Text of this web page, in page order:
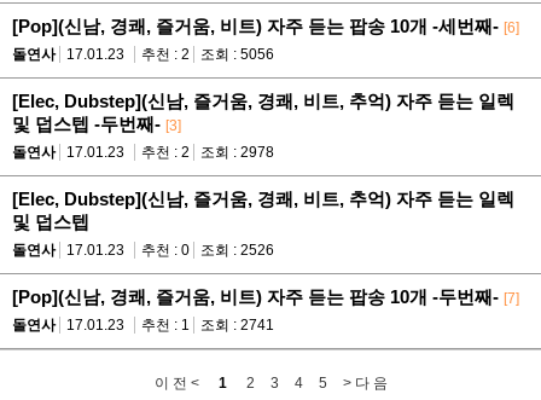
[Pop](신남, 경쾌, 즐거움, 비트) 자주 듣는 팝송 10개 -세번째- [6]
돌연사
17.01.23 추천 : 2 조회 : 5056
[Elec, Dubstep](신남, 즐거움, 경쾌, 비트, 추억) 자주 듣는 일렉
및 덥스텝 -두번째- [3]
돌연사
17.01.23 추천 : 2 조회 : 2978
[Elec, Dubstep](신남, 즐거움, 경쾌, 비트, 추억) 자주 듣는 일렉
및 덥스텝
돌연사 17.01.23 추천 : 0 조회 : 2526
[Pop](신남, 경쾌, 즐거움, 비트) 자주 듣는 팝송 10개 -두번째- [7]
돌연사
17.01.23 추천 : 1 조회 : 2741
이 전 < 1 2 3 4 5 > 다 음